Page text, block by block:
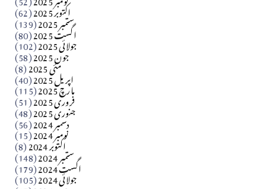
آزاد کشمیر جیسے احتجاج کی ضرورت ہے؟ از،،، ظہیرالدین
اکتوبر 2025 (62) ستمبر 2025 (139) اگست 2025 (80) جولائی 2025 (102) جون 2025 (58) مئی 2025 (8) اپریل 2025 (40) مارچ 2025 (115) فروری 2025 (51) جنوری 2025 (48) دسمبر 2024 (56) نومبر 2024 (15) اکتوبر 2024 (8) ستمبر 2024 (148) اگست 2024 (179) جولائی 2024 (105)